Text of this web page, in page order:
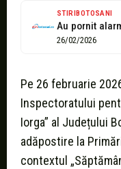
STIRIBOTOSANI
26/02/2026
Pe 26 februarie
Inspectoratului
Iorga” al Județului
adăpostire la
contextul